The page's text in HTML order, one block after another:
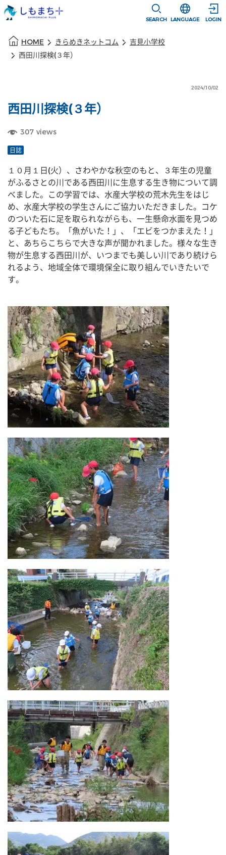
SEARCH
選択すると言
LANGUAGE LOGIN
HOME きらめきネットコム
吉見小学校
西田川探検(３年）
2024/10/02
西田川探検(３年）
307 views
日誌
１０月１日(火）、さわやかな秋空のもと、３年生の児童
がふるさとの川である西田川に生息する生き物について調
べました。この学習では、水産大学校の荒木先生をはじ
め、水産大学校の学生さんにご協力いただきました。コケ
のついた石に足を取られながらも、一生懸命水面を見つめ
る子どもたち。「魚がいた！」、「エビをつかまえた！」
と、あちらこちらで大きな声が聞かれました。様々な生き
物が生息する西田川が、いつまでも美しい川であり続けら
れるよう、地域全体で環境保全に取り組んでいきたいで
す。